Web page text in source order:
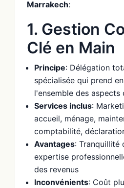
Marrakech:
1. Gestion
Clé en Main
Principe: Délégation
spécialisée qui prend
l'ensemble des aspects
Services inclus:
accueil, ménage,
comptabilité,
Avantages: Tranquillité
expertise
des revenus
Inconvénients: Coût